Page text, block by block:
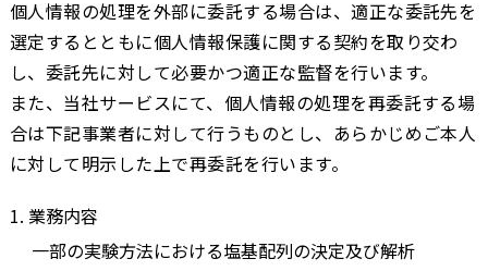
個人情報の処理を外部に委託する場合は、適正な委託先を
選定するとともに個人情報保護に関する契約を取り交わ
し、委託先に対して必要かつ適正な監督を行います。
また、当社サービスにて、個人情報の処理を再委託する場
合は下記事業者に対して行うものとし、あらかじめご本人
に対して明示した上で再委託を行います。
業務内容
一部の実験方法における塩基配列の決定及び解析